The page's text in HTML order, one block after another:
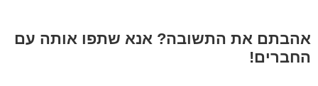
אהבתם את התשובה? אנא שתפו אותה עם
החברים!